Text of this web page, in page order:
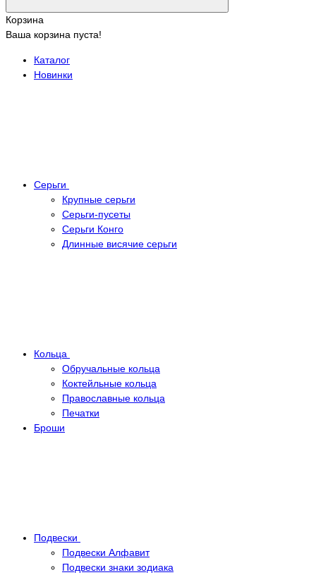
Корзина
Ваша корзина пуста!
Каталог
Новинки
Серьги
Крупные серьги
Серьги-пусеты
Серьги Конго
Длинные висячие серьги
Кольца
Обручальные кольца
Коктейльные кольца
Православные кольца
Печатки
Броши
Подвески
Подвески Алфавит
Подвески знаки зодиака